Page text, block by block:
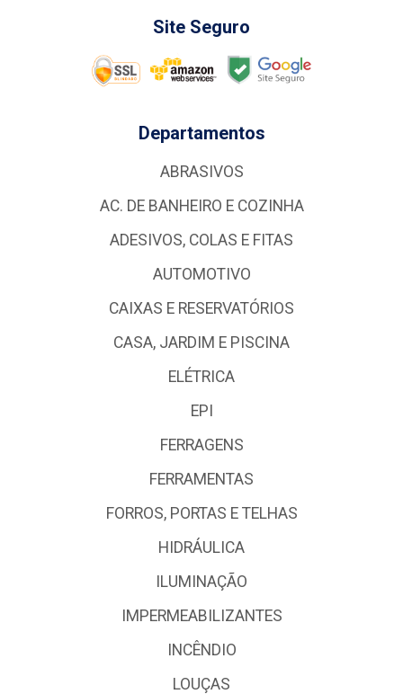
Site Seguro
Departamentos
ABRASIVOS
AC. DE BANHEIRO E COZINHA
ADESIVOS, COLAS E FITAS
AUTOMOTIVO
CAIXAS E RESERVATÓRIOS
CASA, JARDIM E PISCINA
ELÉTRICA
EPI
FERRAGENS
FERRAMENTAS
FORROS, PORTAS E TELHAS
HIDRÁULICA
ILUMINAÇÃO
IMPERMEABILIZANTES
INCÊNDIO
LOUÇAS